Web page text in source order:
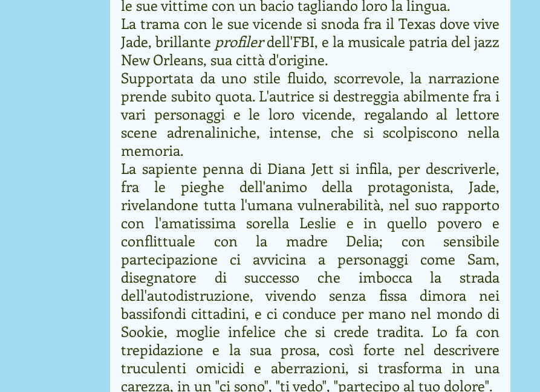
le sue vittime con un bacio tagliando loro la lingua.
La trama con le sue vicende si snoda fra il Texas dove vive
Jade, brillante profiler dell'FBI, e la musicale patria del jazz
New Orleans, sua città d'origine.
Supportata da uno stile fluido, scorrevole, la narrazione
prende subito quota. L'autrice si destreggia abilmente fra i
vari personaggi e le loro vicende, regalando al lettore
scene adrenaliniche, intense, che si scolpiscono nella
memoria.
La sapiente penna di Diana Jett si infila, per descriverle,
fra le pieghe dell'animo della protagonista, Jade,
rivelandone tutta l'umana vulnerabilità, nel suo rapporto
con l'amatissima sorella Leslie e in quello povero e
conflittuale con la madre Delia; con sensibile
partecipazione ci avvicina a personaggi come Sam,
disegnatore di successo che imbocca la strada
dell'autodistruzione, vivendo senza fissa dimora nei
bassifondi cittadini, e ci conduce per mano nel mondo di
Sookie, moglie infelice che si crede tradita. Lo fa con
trepidazione e la sua prosa, così forte nel descrivere
truculenti omicidi e aberrazioni, si trasforma in una
carezza, in un "ci sono", "ti vedo", "partecipo al tuo dolore".